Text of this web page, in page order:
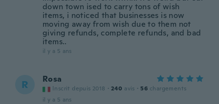
down town ised to carry tons of wish
items, i noticed that businesses is now
moving away from wish due to them not
giving refunds, complete refunds, and bad
items..
il y a 5 ans
R Rosa
Inscrit depuis 2018 · 240 avis · 56 chargements
il y a 5 ans